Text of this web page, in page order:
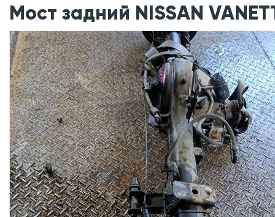
Мост задний NISSAN